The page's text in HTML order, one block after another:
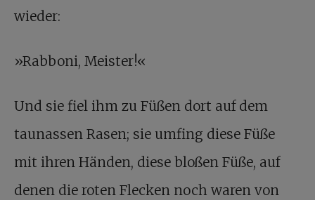
wieder:
»Rabboni, Meister!«
Und sie fiel ihm zu Füßen dort auf dem
taunassen Rasen; sie umfing diese Füße
mit ihren Händen, diese bloßen Füße, auf
denen die roten Flecken noch waren von